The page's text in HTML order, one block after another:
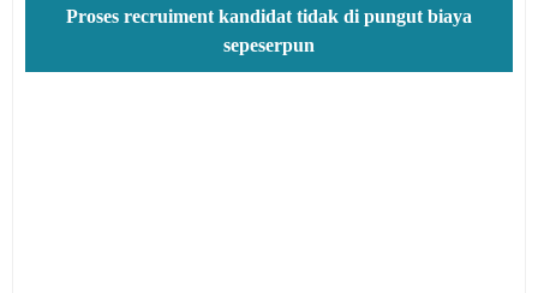
Proses recruiment kandidat tidak di pungut biaya
sepeserpun